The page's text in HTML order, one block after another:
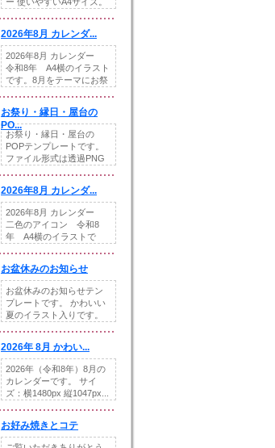
2026年8月 カレンダ...
2026年8月 カレンダー
令和8年 A4横のイラスト
です。8月をテーマにお祭
お祭り・縁日・屋台の
PO...
お祭り・縁日・屋台の
POPテンプレートです。
ファイル形式は透過PNG
2026年8月 カレンダ...
2026年8月 カレンダー
二色のアイコン 令和8
年 A4横のイラストで
お盆休みのお知らせ
お盆休みのお知らせテン
プレートです。 かわいい
夏のイラスト入りです。
2026年 8月 かわい...
2026年（令和8年）8月の
カレンダーです。 サイ
ズ：横1480px 縦1047px...
お好み焼きとコテ